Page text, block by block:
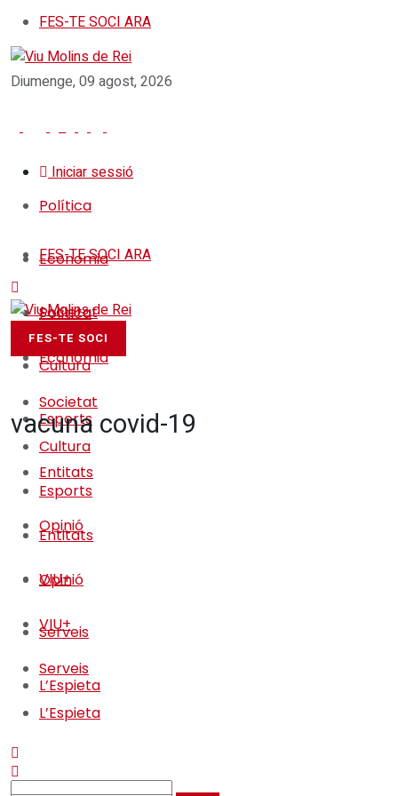
FES-TE SOCI ARA
Diumenge, 09 agost, 2026
Iniciar sessió
Política
Economia
Societat
Cultura
Esports
Entitats
Opinió
VIU+
Serveis
L’Espieta
FES-TE SOCI ARA
Política
Economia
Societat
Cultura
Esports
Entitats
Opinió
VIU+
Serveis
L’Espieta
FES-TE SOCI
vacuna covid-19